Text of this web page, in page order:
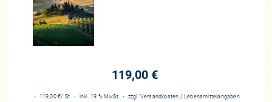
119,00 €
・ 119,00 €/ St. ・ inkl. 19 % MwSt.・ zzgl. Versandkosten / Lebensmittelangaben